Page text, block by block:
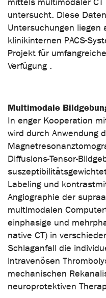
mittels multimodaler CT
untersucht. Diese
Untersuchungen liegen
klinikinternen PACS-
Projekt für
Verfügung .
Multimodale
In enger Kooperation
wird durch Anwendung
Diffusions-Tensor-
Labeling und
Angiographie der
multimodalen
einphasige und
native CT) in
Schlaganfall die
intravenösen
mechanischen
neuroprotektiven